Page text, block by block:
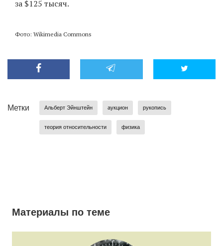
за $125 тысяч.
Фото: Wikimedia Commons
Метки Альберт Эйнштейн аукцион рукопись
теория относительности физика
Материалы по теме